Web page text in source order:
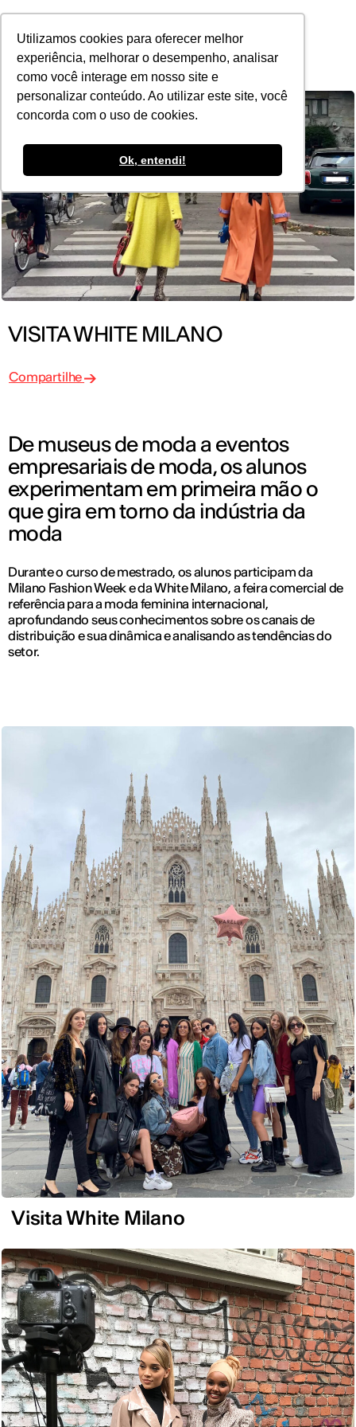
Utilizamos cookies para oferecer melhor
experiência, melhorar o desempenho, analisar
como você interage em nosso site e
personalizar conteúdo. Ao utilizar este site, você
concorda com o uso de cookies.
Ok, entendi!
POR
VISITA WHITE MILANO
Compartilhe
De museus de moda a eventos
empresariais de moda, os alunos
experimentam em primeira mão o
que gira em torno da indústria da
moda
Durante o curso de mestrado, os alunos participam da
Milano Fashion Week e da White Milano, a feira comercial de
referência para a moda feminina internacional,
aprofundando seus conhecimentos sobre os canais de
distribuição e sua dinâmica e analisando as tendências do
setor.
Visita White Milano